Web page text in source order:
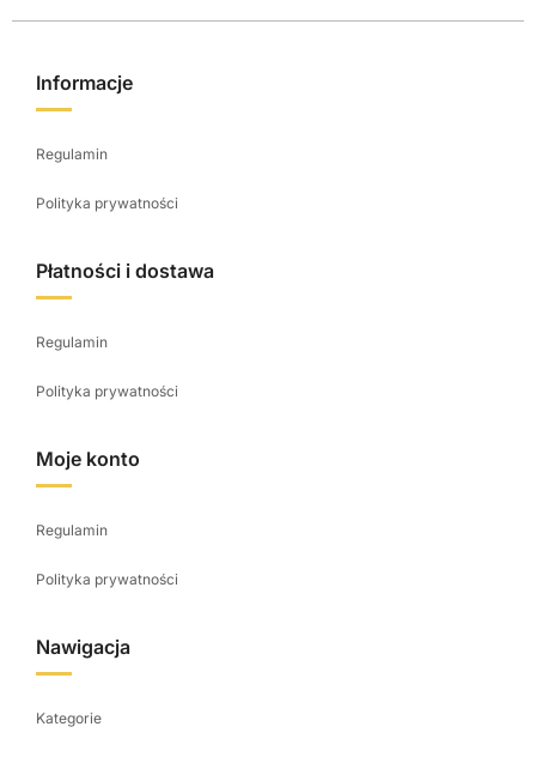
Informacje
Regulamin
Polityka prywatności
Płatności i dostawa
Regulamin
Polityka prywatności
Moje konto
Regulamin
Polityka prywatności
Nawigacja
Kategorie